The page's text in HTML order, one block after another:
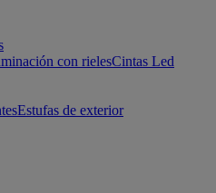
con rielesCintas Led
Estufas de exterior